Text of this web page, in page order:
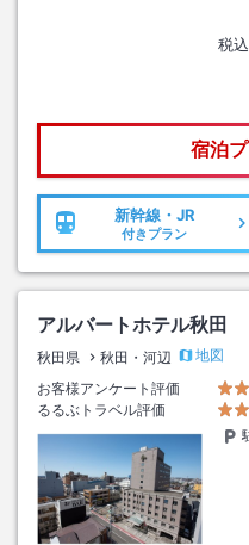
税込
宿泊
新幹線・JR
付きプラン
アルバートホテル秋田
秋田県 秋田・河辺
地図
お客様アンケート評価
るるぶトラベル評価